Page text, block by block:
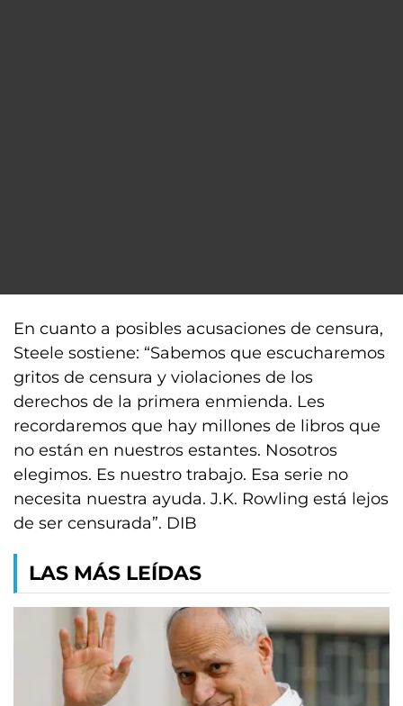
En cuanto a posibles acusaciones de censura,
Steele sostiene: “Sabemos que escucharemos
gritos de censura y violaciones de los
derechos de la primera enmienda. Les
recordaremos que hay millones de libros que
no están en nuestros estantes. Nosotros
elegimos. Es nuestro trabajo. Esa serie no
necesita nuestra ayuda. J.K. Rowling está lejos
de ser censurada”. DIB
LAS MÁS LEÍDAS